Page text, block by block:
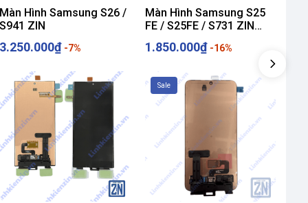
Màn Hình Samsung S26 /
S941 ZIN
3.250.000₫ -7%
Màn Hình Samsung S25
FE / S25FE / S731 ZIN
1.850.000₫ -16%
Sale